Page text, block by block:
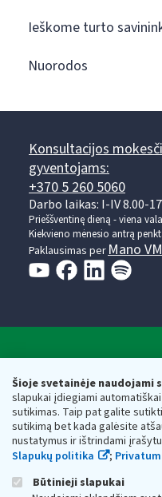
Šioje svetainėje naudojami
slapukai įdiegiami
sutikimas. Taip pat galite
sutikimą bet kada galėsite
nustatymus ir ištrindami
Slapukų politika
;
Būtinieji slapukai
Ieškome turto
Nuorodos
Konsultacijos
gyventojams:
+370 5 260 5060
Darbo laikas: I-IV 8.00-
Prieššventinę dieną - viena
Kiekvieno mėnesio antrą
Paklausimas perMano
Valstybinė mokesčių
Respublikos finansų
Biudžetinė įstaiga. Juridinio
adresas: Vasario 16-osios g.
vmi@vmi.lt , E. pristatymo
Duomenys apie Valstybinę
Respublikos finansų